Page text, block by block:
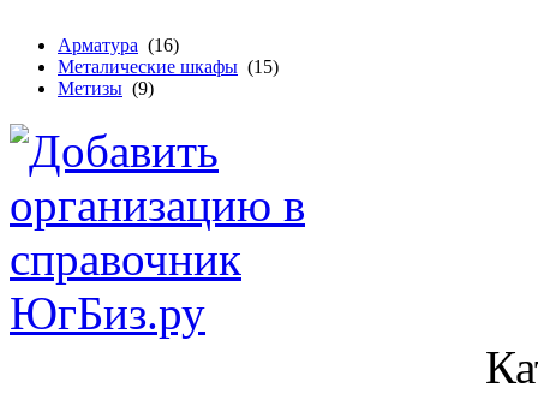
Арматура (16)
Металические шкафы (15)
Метизы (9)